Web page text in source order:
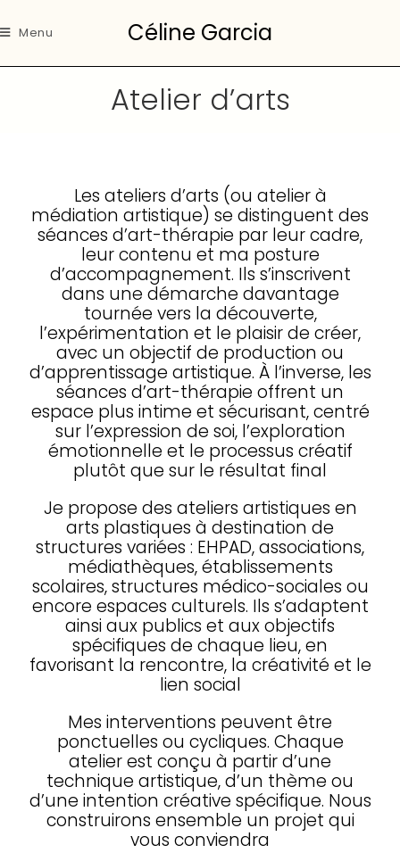
Menu Céline Garcia
Atelier d’arts
Les ateliers d’arts (ou atelier à
médiation artistique) se distinguent des
séances d’art-thérapie par leur cadre,
leur contenu et ma posture
d’accompagnement. Ils s’inscrivent
dans une démarche davantage
tournée vers la découverte,
l’expérimentation et le plaisir de créer,
avec un objectif de production ou
d’apprentissage artistique. À l’inverse, les
séances d’art-thérapie offrent un
espace plus intime et sécurisant, centré
sur l’expression de soi, l’exploration
émotionnelle et le processus créatif
plutôt que sur le résultat final
Je propose des ateliers artistiques en
arts plastiques à destination de
structures variées : EHPAD, associations,
médiathèques, établissements
scolaires, structures médico-sociales ou
encore espaces culturels. Ils s’adaptent
ainsi aux publics et aux objectifs
spécifiques de chaque lieu, en
favorisant la rencontre, la créativité et le
lien social
Mes interventions peuvent être
ponctuelles ou cycliques. Chaque
atelier est conçu à partir d’une
technique artistique, d’un thème ou
d’une intention créative spécifique. Nous
construirons ensemble un projet qui
vous conviendra